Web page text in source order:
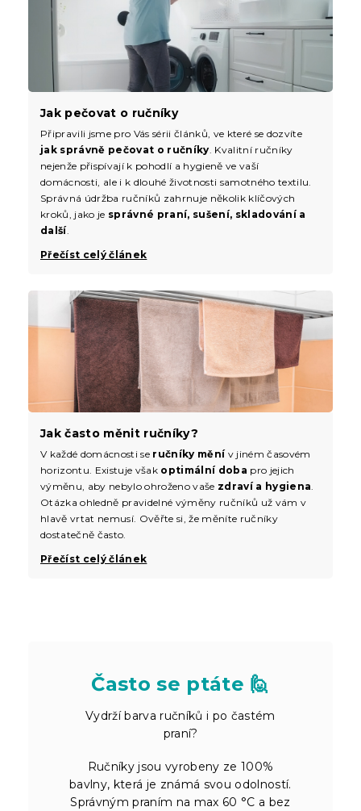
Jak pečovat o ručníky
Připravili jsme pro Vás sérii článků, ve které se dozvíte
jak správně pečovat o ručníky . Kvalitní ručníky
nejenže přispívají k pohodlí a hygieně ve vaší
domácnosti, ale i k dlouhé životnosti samotného textilu.
Správná údržba ručníků zahrnuje několik klíčových
kroků, jako je správné praní, sušení, skladování a
další.
Přečíst celý článek
Jak často měnit ručníky?
V každé domácnosti se ručníky měnív jiném časovém
horizontu. Existuje však optimální doba pro jejich
výměnu, aby nebylo ohroženo vaše zdraví a hygiena.
Otázka ohledně pravidelné výměny ručníků už vám v
hlavě vrtat nemusí. Ověřte si, že měníte ručníky
dostatečně často.
Přečíst celý článek
Často se ptáte 🙋
Vydrží barva ručníků i po častém
praní?
Ručníky jsou vyrobeny ze 100%
bavlny, která je známá svou odolností.
Správným praním na max 60 °C a bez